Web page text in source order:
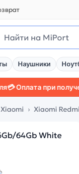
Наушники
при получении📱
Xiaomi